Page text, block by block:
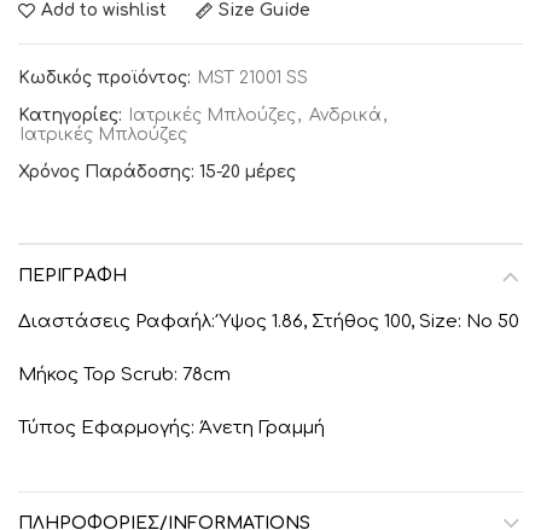
Add to wishlist Size Guide
Κωδικός προϊόντος: MST 21001 SS
Κατηγορίες: Ιατρικές Μπλούζες, Ανδρικά ,
Ιατρικές Μπλούζες
Χρόνος Παράδοσης: 15-20 μέρες
ΠΕΡΙΓΡΑΦΉ
Διαστάσεις Ραφαήλ: Ύψος 1.86, Στήθος 100, Size: No 50
Μήκος Top Scrub: 78cm
Τύπος Εφαρμογής: Άνετη Γραμμή
ΠΛΗΡΟΦΟΡΙΕΣ/INFORMATIONS